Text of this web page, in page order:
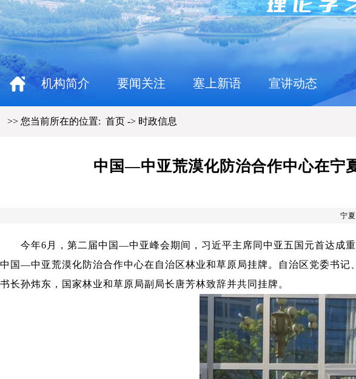
机构简介 要闻关注 塞上新语 宣讲动态
>> 您当前所在的位置: 首页 -> 时政信息
中国—中亚荒漠化防治合作中心在宁
宁
今年6月，第二届中国—中亚峰会期间，习近平主席同中亚五国元首达成重
中国—中亚荒漠化防治合作中心在自治区林业和草原局挂牌。自治区党委书
书长孙炜东，国家林业和草原局副局长唐芳林致辞并共同挂牌。